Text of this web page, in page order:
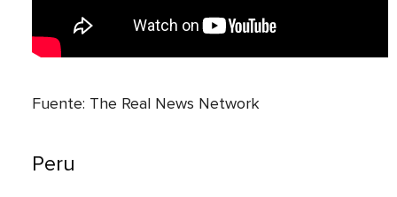
Fuente: The Real News Network
Peru